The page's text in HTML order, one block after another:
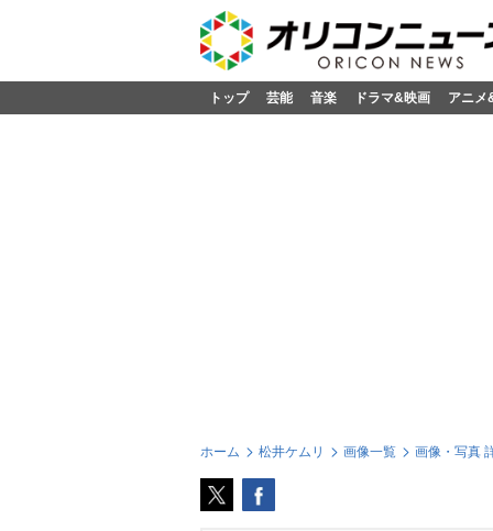
トップ 芸能 音楽 ドラマ&映画 アニメ
ホーム 松井ケムリ 画像一覧 画像・写真